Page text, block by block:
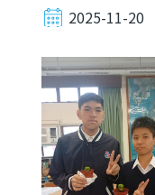
2025-11-20